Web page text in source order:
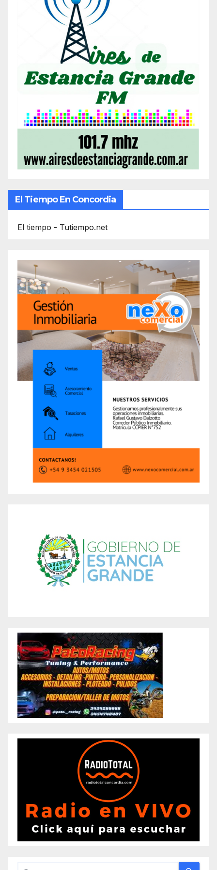
El Tiempo En Concordia
El tiempo - Tutiempo.net